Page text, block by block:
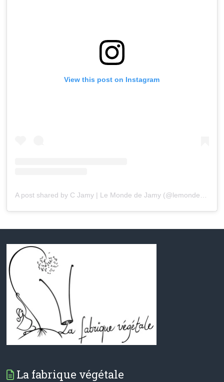
View this post on Instagram
A post shared by C Jamy | Le Monde de Jamy (@lemondedejamy)
La fabrique végétale